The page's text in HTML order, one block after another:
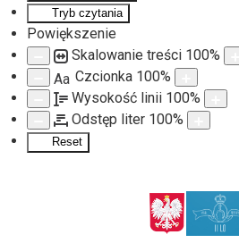
Tryb czytania
Powiększenie
Skalowanie treści 100%
Aa Czcionka 100%
Wysokość linii 100%
Odstęp liter 100%
Reset